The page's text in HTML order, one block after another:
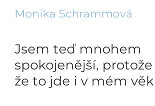
Monika Schrammová
Jsem teď mnohem
spokojenější,
že to jde i v mém